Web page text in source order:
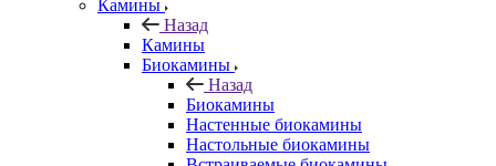
Камины
Назад
Камины
Биокамины
Назад
Биокамины
Настенные биокамины
Настольные биокамины